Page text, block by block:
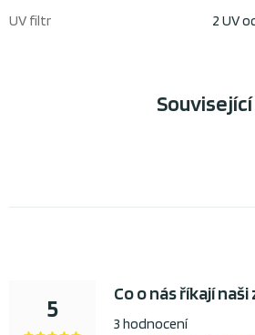
UV filtr
2 UV
Související
5 Co o nás říkají
3 hodnocení